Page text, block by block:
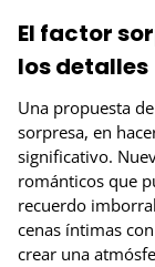
El factor
los detalles
Una propuesta
sorpresa, en
significativo.
románticos que
recuerdo
cenas íntimas
crear una